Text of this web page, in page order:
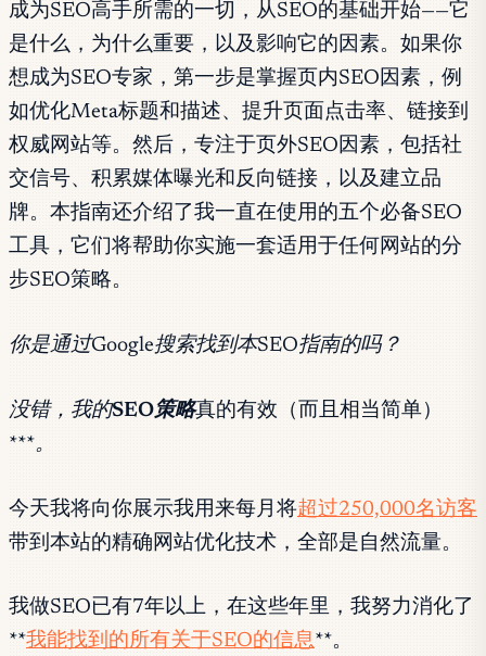
成为SEO高手所需的一切，从SEO的基础开始——它
是什么，为什么重要，以及影响它的因素。如果你
想成为SEO专家，第一步是掌握页内SEO因素，例
如优化Meta标题和描述、提升页面点击率、链接到
权威网站等。然后，专注于页外SEO因素，包括社
交信号、积累媒体曝光和反向链接，以及建立品
牌。本指南还介绍了我一直在使用的五个必备SEO
工具，它们将帮助你实施一套适用于任何网站的分
步SEO策略。
你是通过Google搜索找到本SEO指南的吗？
没错，我的SEO策略真的有效（而且相当简单）
***。
今天我将向你展示我用来每月将超过250,000名访客
带到本站的精确网站优化技术，全部是自然流量。
我做SEO已有7年以上，在这些年里，我努力消化了
**我能找到的所有关于SEO的信息**。